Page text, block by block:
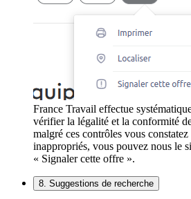
France Travail effectue
vérifier la légalité et la conformité
malgré ces contrôles vous constatez
inappropriés, vous pouvez nous le
« Signaler cette offre ».
8. Suggestions de recherche